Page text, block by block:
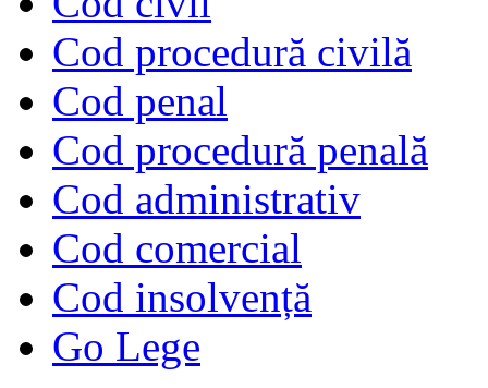
Cod procedură civilă
Cod penal
Cod procedură penală
Cod administrativ
Cod comercial
Cod insolvență
Go Lege